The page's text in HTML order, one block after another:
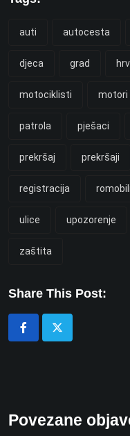
auti autocesta
djeca grad
motociklisti motori
patrola pješaci
prekršaj prekršaji
registracija romobili
ulice upozorenje
zaštita
Share This Post:
Povezane